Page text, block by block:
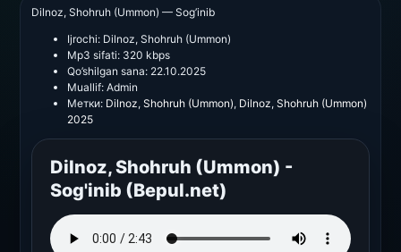
Dilnoz, Shohruh (Ummon) — Sog’inib
Ijrochi: Dilnoz, Shohruh (Ummon)
Mp3 sifati: 320 kbps
Qo’shilgan sana: 22.10.2025
Muallif: Admin
Метки: Dilnoz, Shohruh (Ummon), Dilnoz, Shohruh (Ummon)
2025
Dilnoz, Shohruh (Ummon) -
Sog'inib (Bepul.net)